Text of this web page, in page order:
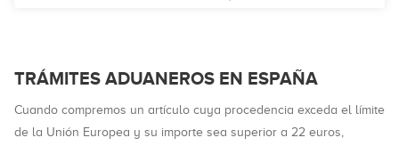
TRÁMITES ADUANEROS EN ESPAÑA
Cuando compremos un artículo cuya procedencia exceda el límite
de la Unión Europea y su importe sea superior a 22 euros,